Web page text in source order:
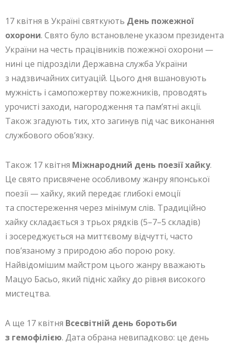
17 квітня в Україні святкують День пожежної
охорони. Свято було встановлене указом президента
України на честь працівників пожежної охорони —
нині це підрозділи Державна служба України
з надзвичайних ситуацій. Цього дня вшановують
мужність і самопожертву пожежників, проводять
урочисті заходи, нагородження та пам’ятні акції.
Також згадують тих, хто загинув під час виконання
службового обов’язку.
Також 17 квітня Міжнародний день поезії хайку.
Це свято присвячене особливому жанру японської
поезії — хайку, який передає глибокі емоції
та спостереження через мінімум слів. Традиційно
хайку складається з трьох рядків (5–7–5 складів)
і зосереджується на миттєвому відчутті, часто
пов’язаному з природою або порою року.
Найвідомішим майстром цього жанру вважають
Мацуо Басьо, який підніс хайку до рівня високого
мистецтва.
А ще 17 квітня Всесвітній день боротьби
з гемофілією. Дата обрана невипадково: це день